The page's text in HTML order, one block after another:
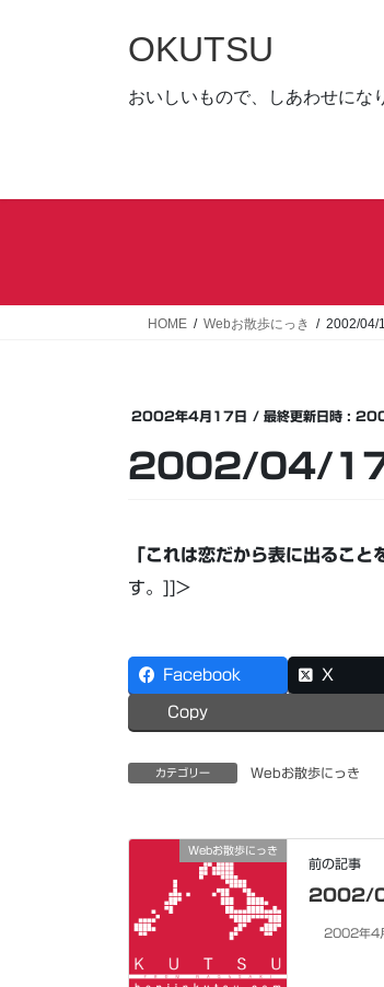
キ
に
OKUTSU
おいしいもので、しあわせにな
HOME Webお散歩にっき 2002/04/
2002年4月17日 / 最終更新日時 :
2002/04/
「これは恋だから表に出ること
す。]]>
Facebook X
Copy
カテゴリー Webお散歩にっき
Webお散歩にっき
前の記事
2002/
2002年4